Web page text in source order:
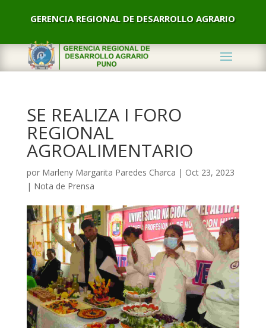
GERENCIA REGIONAL DE DESARROLLO AGRARIO
SE REALIZA I FORO
REGIONAL
AGROALIMENTARIO
por Marleny Margarita Paredes Charca | Oct 23, 2023
| Nota de Prensa